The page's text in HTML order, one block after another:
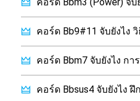
คอร์ด Bb9#11 จับยังไง
คอร์ด Bbm7 จับยังไง กา
คอร์ด Bbsus4 จับยังไง